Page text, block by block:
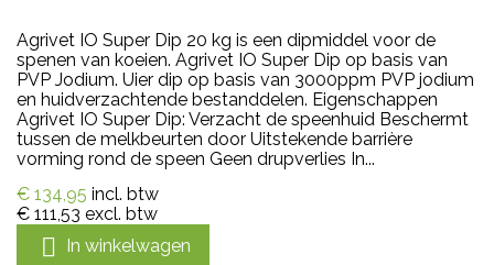
Agrivet IO Super Dip 20 kg is een dipmiddel voor de
spenen van koeien. Agrivet IO Super Dip op basis van
PVP Jodium. Uier dip op basis van 3000ppm PVP jodium
en huidverzachtende bestanddelen. Eigenschappen
Agrivet IO Super Dip: Verzacht de speenhuid Beschermt
tussen de melkbeurten door Uitstekende barrière
vorming rond de speen Geen drupverlies In...
€ 134,95 incl. btw
€ 111,53 excl. btw
 In winkelwagen